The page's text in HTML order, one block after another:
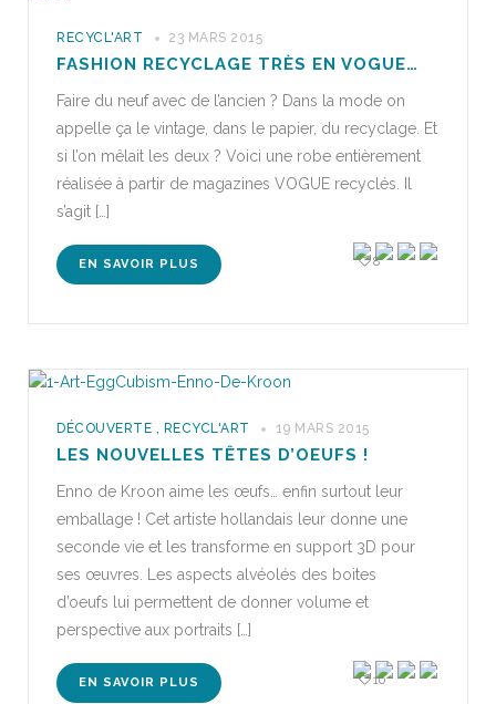
RECYCL'ART 23 MARS 2015
FASHION RECYCLAGE TRÈS EN VOGUE…
Faire du neuf avec de l’ancien ? Dans la mode on
appelle ça le vintage, dans le papier, du recyclage. Et
si l’on mêlait les deux ? Voici une robe entièrement
réalisée à partir de magazines VOGUE recyclés. Il
s’agit […]
EN SAVOIR PLUS 8
DÉCOUVERTE , RECYCL'ART 19 MARS 2015
LES NOUVELLES TÊTES D’OEUFS !
Enno de Kroon aime les œufs… enfin surtout leur
emballage ! Cet artiste hollandais leur donne une
seconde vie et les transforme en support 3D pour
ses œuvres. Les aspects alvéolés des boites
d’oeufs lui permettent de donner volume et
perspective aux portraits […]
EN SAVOIR PLUS 10